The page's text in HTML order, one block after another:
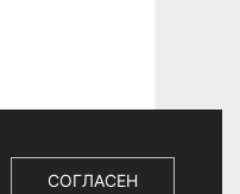
СОГЛАСЕН